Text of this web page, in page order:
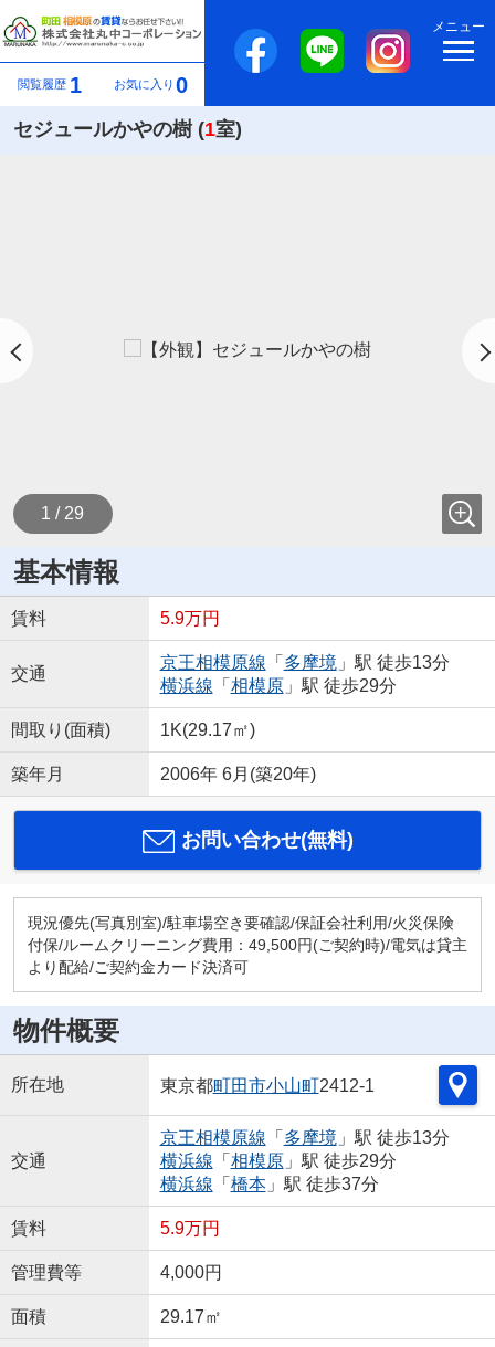
閲覧履歴 1 お気に入り 0
メニュー
セジュールかやの樹 (1室)
1 / 29
基本情報
賃料 5.9万円
交通
京王相模原線 「 多摩境 」駅 徒歩13分
横浜線 「 相模原」駅 徒歩29分
間取り(面積) 1K(29.17㎡)
築年月 2006年 6月(築20年)
お問い合わせ(無料)
現況優先(写真別室)/駐車場空き要確認/保証会社利用/火災保険
付保/ルームクリーニング費用：49,500円(ご契約時)/電気は貸主
より配給/ご契約金カード決済可
物件概要
所在地 東京都町田市小山町2412-1
交通
京王相模原線 「 多摩境 」駅 徒歩13分
横浜線 「 相模原」駅 徒歩29分
横浜線 「 橋本」駅 徒歩37分
賃料 5.9万円
管理費等 4,000円
面積 29.17㎡